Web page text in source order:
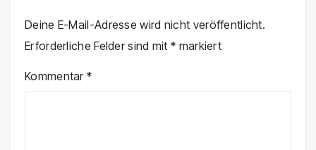
Deine E-Mail-Adresse wird nicht veröffentlicht.
Erforderliche Felder sind mit* markiert
Kommentar*